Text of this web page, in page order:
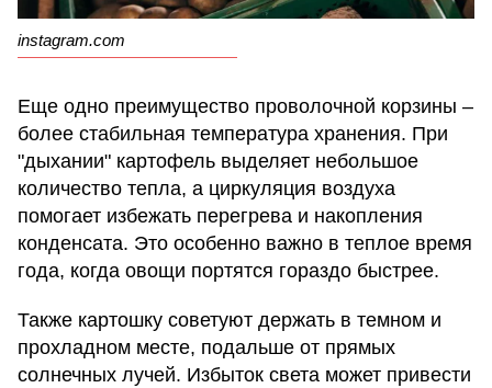
instagram.com
Еще одно преимущество проволочной корзины –
более стабильная температура хранения. При
"дыхании" картофель выделяет небольшое
количество тепла, а циркуляция воздуха
помогает избежать перегрева и накопления
конденсата. Это особенно важно в теплое время
года, когда овощи портятся гораздо быстрее.
Также картошку советуют держать в темном и
прохладном месте, подальше от прямых
солнечных лучей. Избыток света может привести